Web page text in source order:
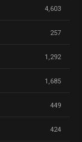
4,603
257
1,292
1,685
449
424